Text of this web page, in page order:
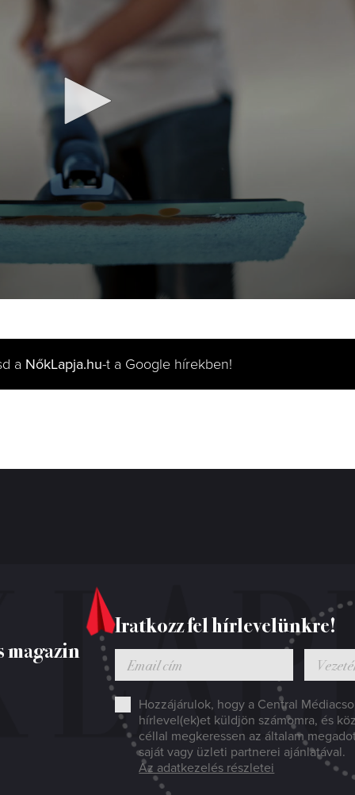
a NőkLapja.hu-t a Google hírekben!
Iratkozz fel hírlevelünkre!
Hozzájárulok, hogy a Central
hírlevel(ek)et küldjön számomra, és
céllal megkeressen az általam
saját vagy üzleti partnerei ajánlatával.
Az adatkezelés részletei